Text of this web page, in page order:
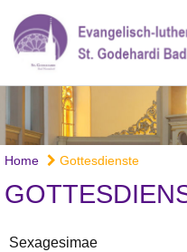
Home Gottesdienste
Sexagesimae